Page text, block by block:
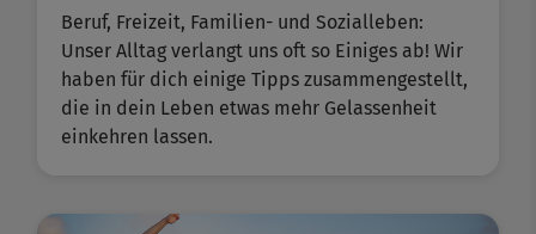
Beruf, Freizeit, Familien- und Sozialleben:
Unser Alltag verlangt uns oft so Einiges ab! Wir
haben für dich einige Tipps zusammengestellt,
die in dein Leben etwas mehr Gelassenheit
einkehren lassen.